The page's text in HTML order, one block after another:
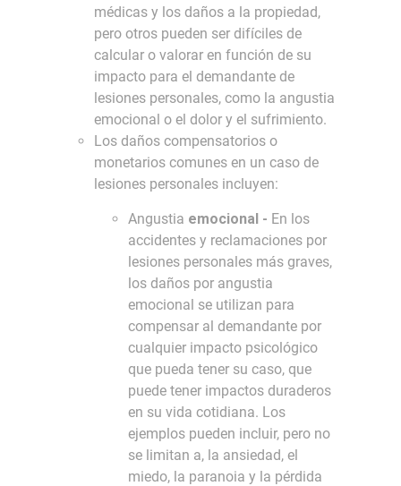
médicas y los daños a la propiedad,
pero otros pueden ser difíciles de
calcular o valorar en función de su
impacto para el demandante de
lesiones personales, como la angustia
emocional o el dolor y el sufrimiento.
Los daños compensatorios o
monetarios comunes en un caso de
lesiones personales incluyen:
Angustia emocional - En los
accidentes y reclamaciones por
lesiones personales más graves,
los daños por angustia
emocional se utilizan para
compensar al demandante por
cualquier impacto psicológico
que pueda tener su caso, que
puede tener impactos duraderos
en su vida cotidiana. Los
ejemplos pueden incluir, pero no
se limitan a, la ansiedad, el
miedo, la paranoia y la pérdida